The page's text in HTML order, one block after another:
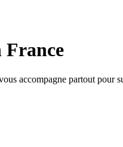
France
accompagne partout pour